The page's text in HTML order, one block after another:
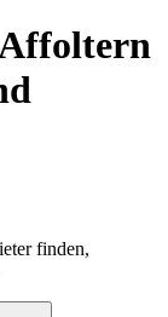
finden,